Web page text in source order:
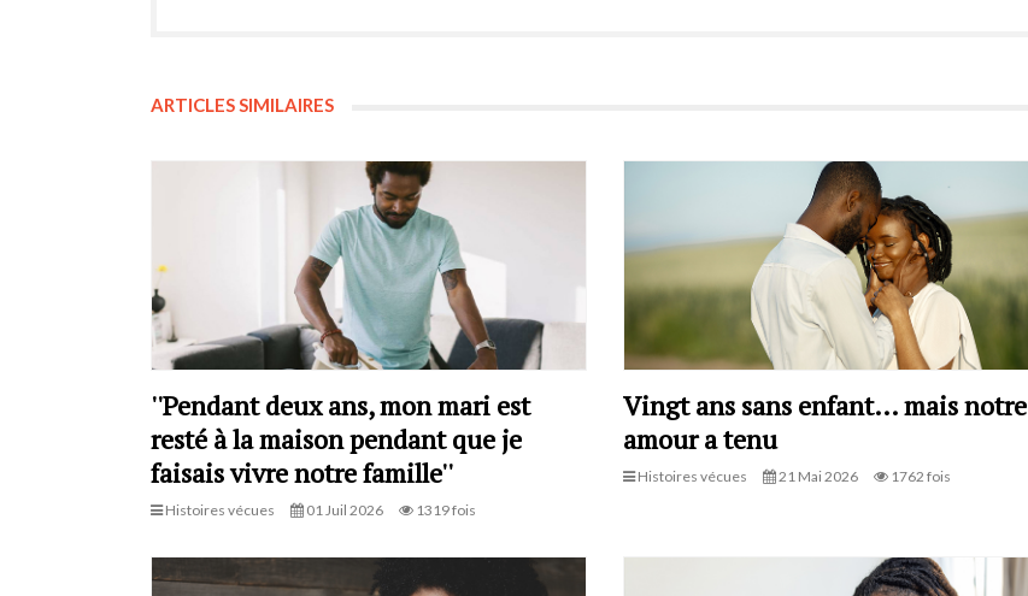
ARTICLES SIMILAIRES
''Pendant deux ans, mon mari est
resté à la maison pendant que je
faisais vivre notre famille''
Histoires vécues 01 Juil 2026 1319 fois
Vingt ans sans enfant… mais notre
amour a tenu
Histoires vécues 21 Mai 2026 1762 fois